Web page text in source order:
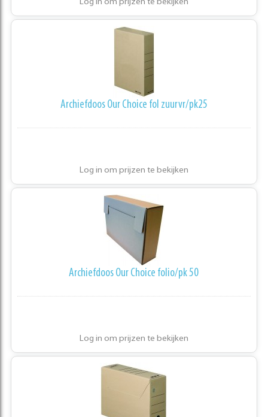
Log in om prijzen te bekijken
Archiefdoos Our Choice fol zuurvr/pk25
Log in om prijzen te bekijken
Archiefdoos Our Choice folio/pk 50
Log in om prijzen te bekijken